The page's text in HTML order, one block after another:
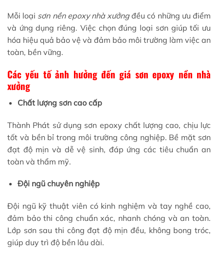
Mỗi loại sơn nền epoxy nhà xưởngđều có những ưu điểm
và ứng dụng riêng. Việc chọn đúng loại sơn giúp tối ưu
hóa hiệu quả bảo vệ và đảm bảo môi trường làm việc an
toàn, bền vững.
Các yếu tố ảnh hưởng đến giá sơn epoxy nền nhà
xưởng
Chất lượng sơn cao cấp
Thành Phát sử dụng sơn epoxy chất lượng cao, chịu lực
tốt và bền bỉ trong môi trường công nghiệp. Bề mặt sơn
đạt độ mịn và dễ vệ sinh, đáp ứng các tiêu chuẩn an
toàn và thẩm mỹ.
Đội ngũ chuyên nghiệp
Đội ngũ kỹ thuật viên có kinh nghiệm và tay nghề cao,
đảm bảo thi công chuẩn xác, nhanh chóng và an toàn.
Lớp sơn sau thi công đạt độ mịn đều, không bong tróc,
giúp duy trì độ bền lâu dài.